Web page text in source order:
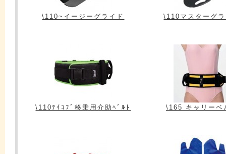
\110~イージーグライド \110マスターグ
\110ﾃｲｺﾌﾞ移乗用介助ﾍﾞﾙﾄ \165 キャリーベ